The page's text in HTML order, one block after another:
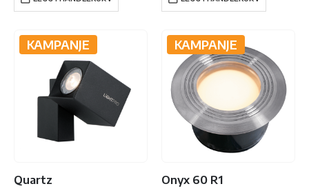
bakken med medfølgende
KAMPANJE
Quartz
KAMPANJE
Onyx 60 R1